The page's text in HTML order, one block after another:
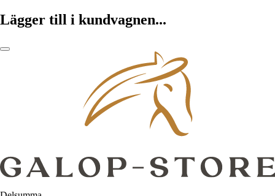
Lägger till i kundvagnen...